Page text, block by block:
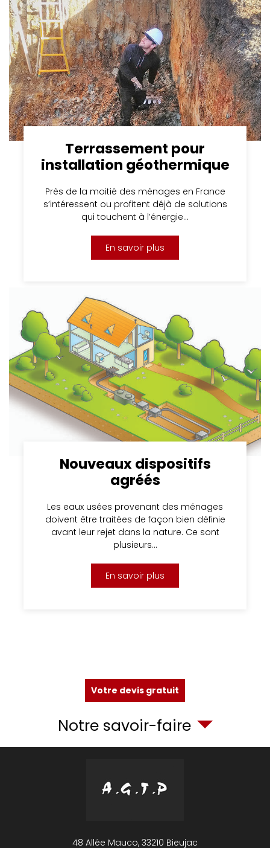
Terrassement pour
installation géothermique
Près de la moitié des ménages en France
s’intéressent ou profitent déjà de solutions
qui touchent à l’énergie…
En savoir plus
Nouveaux dispositifs
agréés
Les eaux usées provenant des ménages
doivent être traitées de façon bien définie
avant leur rejet dans la nature. Ce sont
plusieurs…
En savoir plus
Votre devis gratuit
Notre savoir-faire
48 Allée Mauco, 33210 Bieujac